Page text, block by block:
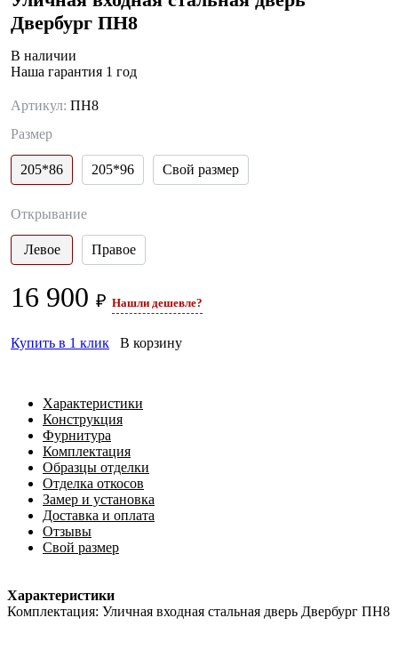
Двербург ПН8
В наличии
Наша гарантия 1 год
Артикул: ПН8
Размер
205*86 205*96 Свой размер
Открывание
Левое Правое
16 900 ₽ Нашли дешевле?
Купить в 1 клик В корзину
Характеристики
Конструкция
Фурнитура
Комплектация
Образцы отделки
Отделка откосов
Замер и установка
Доставка и оплата
Отзывы
Свой размер
Характеристики
Комплектация: Уличная входная стальная дверь Двербург ПН8